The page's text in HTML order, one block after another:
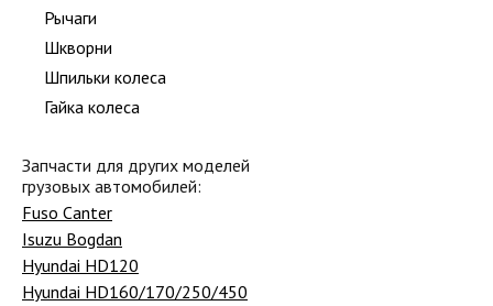
Рычаги
Шкворни
Шпильки колеса
Гайка колеса
Запчасти для других моделей
грузовых автомобилей:
Fuso Canter
Isuzu Bogdan
Hyundai HD120
Hyundai HD160/170/250/450